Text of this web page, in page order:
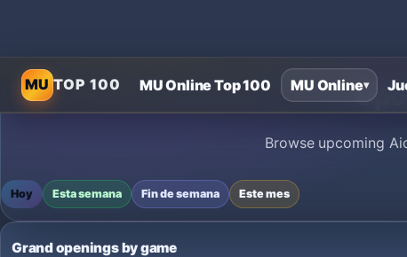
MUTOP 100 MU Online Top 100 MU Online▾
Browse upcoming
Hoy Esta semana Fin de semana Este mes
Grand openings by game